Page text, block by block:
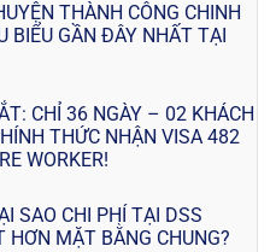
THÀNH CÔNG CHINH
BIỂU GẦN ĐÂY NHẤT TẠI
CHỈ 36 NGÀY – 02 KHÁCH
THỨC NHẬN VISA 482
WORKER!
SAO CHI PHÍ TẠI DSS
HƠN MẶT BẰNG CHUNG?